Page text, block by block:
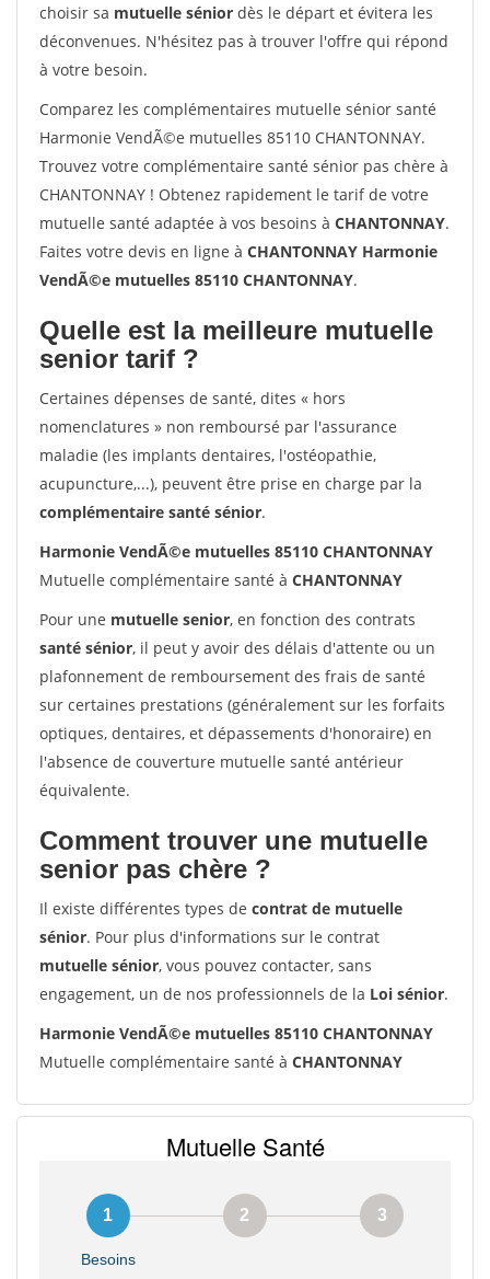
choisir sa mutuelle sénior dès le départ et évitera les
déconvenues. N'hésitez pas à trouver l'offre qui répond
à votre besoin.
Comparez les complémentaires mutuelle sénior santé
Harmonie VendÃ©e mutuelles 85110 CHANTONNAY.
Trouvez votre complémentaire santé sénior pas chère à
CHANTONNAY ! Obtenez rapidement le tarif de votre
mutuelle santé adaptée à vos besoins à CHANTONNAY.
Faites votre devis en ligne à CHANTONNAY Harmonie
VendÃ©e mutuelles 85110 CHANTONNAY.
Quelle est la meilleure mutuelle
senior tarif ?
Certaines dépenses de santé, dites « hors
nomenclatures » non remboursé par l'assurance
maladie (les implants dentaires, l'ostéopathie,
acupuncture,...), peuvent être prise en charge par la
complémentaire santé sénior.
Harmonie VendÃ©e mutuelles 85110 CHANTONNAY
Mutuelle complémentaire santé à CHANTONNAY
Pour une mutuelle senior, en fonction des contrats
santé sénior, il peut y avoir des délais d'attente ou un
plafonnement de remboursement des frais de santé
sur certaines prestations (généralement sur les forfaits
optiques, dentaires, et dépassements d'honoraire) en
l'absence de couverture mutuelle santé antérieur
équivalente.
Comment trouver une mutuelle
senior pas chère ?
Il existe différentes types de contrat de mutuelle
sénior. Pour plus d'informations sur le contrat
mutuelle sénior, vous pouvez contacter, sans
engagement, un de nos professionnels de la Loi sénior.
Harmonie VendÃ©e mutuelles 85110 CHANTONNAY
Mutuelle complémentaire santé à CHANTONNAY